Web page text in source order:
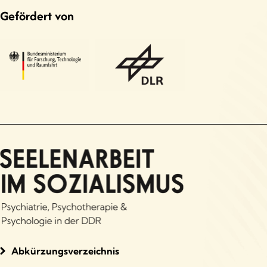
Gefördert von
Abkürzungsverzeichnis